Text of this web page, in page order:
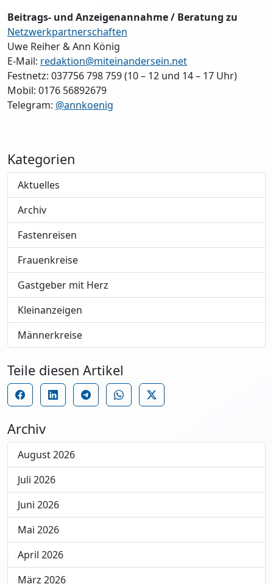
Beitrags- und Anzeigenannahme / Beratung zu
Netzwerkpartnerschaften
Uwe Reiher & Ann König
E-Mail: redaktion@miteinandersein.net
Festnetz: 037756 798 759 (10 – 12 und 14 – 17 Uhr)
Mobil: 0176 56892679
Telegram: @annkoenig
Kategorien
Aktuelles
Archiv
Fastenreisen
Frauenkreise
Gastgeber mit Herz
Kleinanzeigen
Männerkreise
Teile diesen Artikel
Archiv
August 2026
Juli 2026
Juni 2026
Mai 2026
April 2026
März 2026